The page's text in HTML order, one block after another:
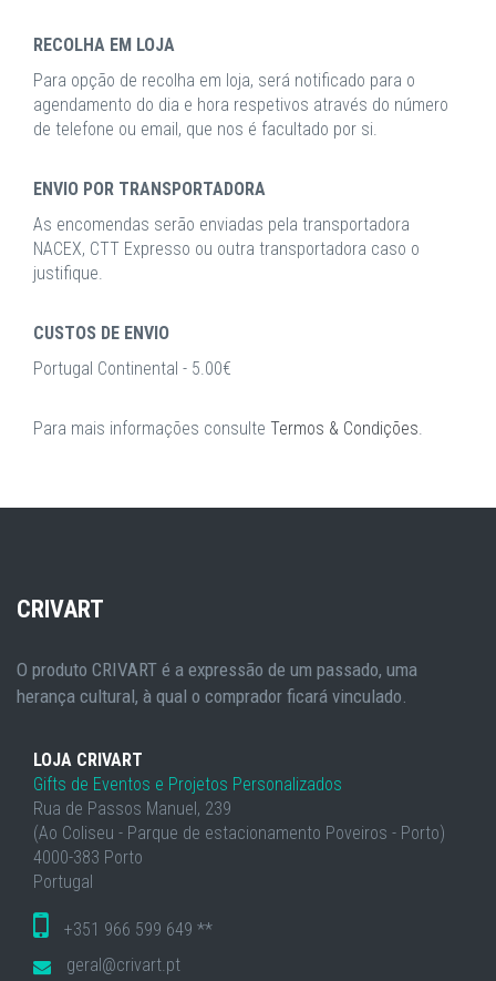
RECOLHA EM LOJA
Para opção de recolha em loja, será notificado para o
agendamento do dia e hora respetivos através do número
de telefone ou email, que nos é facultado por si.
ENVIO POR TRANSPORTADORA
As encomendas serão enviadas pela transportadora
NACEX, CTT Expresso ou outra transportadora caso o
justifique.
CUSTOS DE ENVIO
Portugal Continental - 5.00€
Para mais informações consulte Termos & Condições.
CRIVART
O produto CRIVART é a expressão de um passado, uma
herança cultural, à qual o comprador ficará vinculado.
LOJA CRIVART
Gifts de Eventos e Projetos Personalizados
Rua de Passos Manuel, 239
(Ao Coliseu - Parque de estacionamento Poveiros - Porto)
4000-383 Porto
Portugal
+351 966 599 649 **
geral@crivart.pt